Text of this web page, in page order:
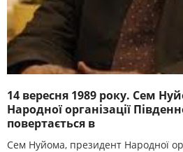
14 вересня 1989 року. Сем
Народної організації
повертається в
Сем Нуйома, президент Народної